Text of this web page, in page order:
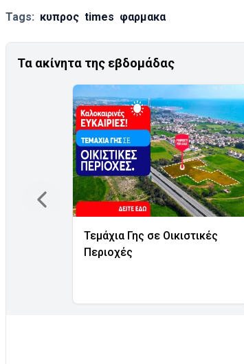
Tags: κυπρος times φαρμακα
Τα ακίνητα της εβδομάδας
Τεμάχια Γης σε Οικιστικές
Περιοχές